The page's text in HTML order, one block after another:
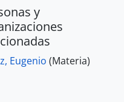
y
Eugenio (Materia)